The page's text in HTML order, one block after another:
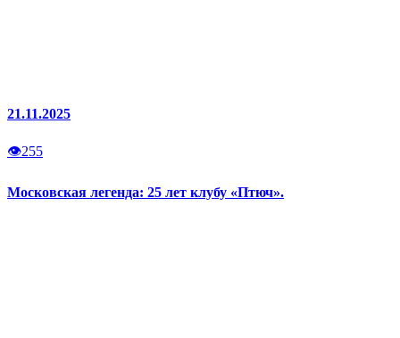
21.11.2025
👁255
Московская легенда: 25 лет клубу «Птюч».